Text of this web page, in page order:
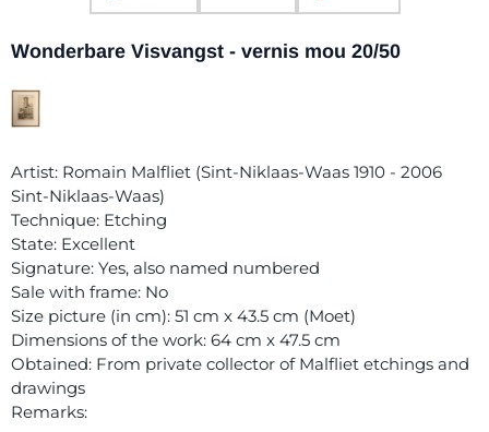
Wonderbare Visvangst - vernis mou 20/50
Artist: Romain Malfliet (Sint-Niklaas-Waas 1910 - 2006
Sint-Niklaas-Waas)
Technique: Etching
State: Excellent
Signature: Yes, also named numbered
Sale with frame: No
Size picture (in cm): 51 cm x 43.5 cm (Moet)
Dimensions of the work: 64 cm x 47.5 cm
Obtained: From private collector of Malfliet etchings and
drawings
Remarks: